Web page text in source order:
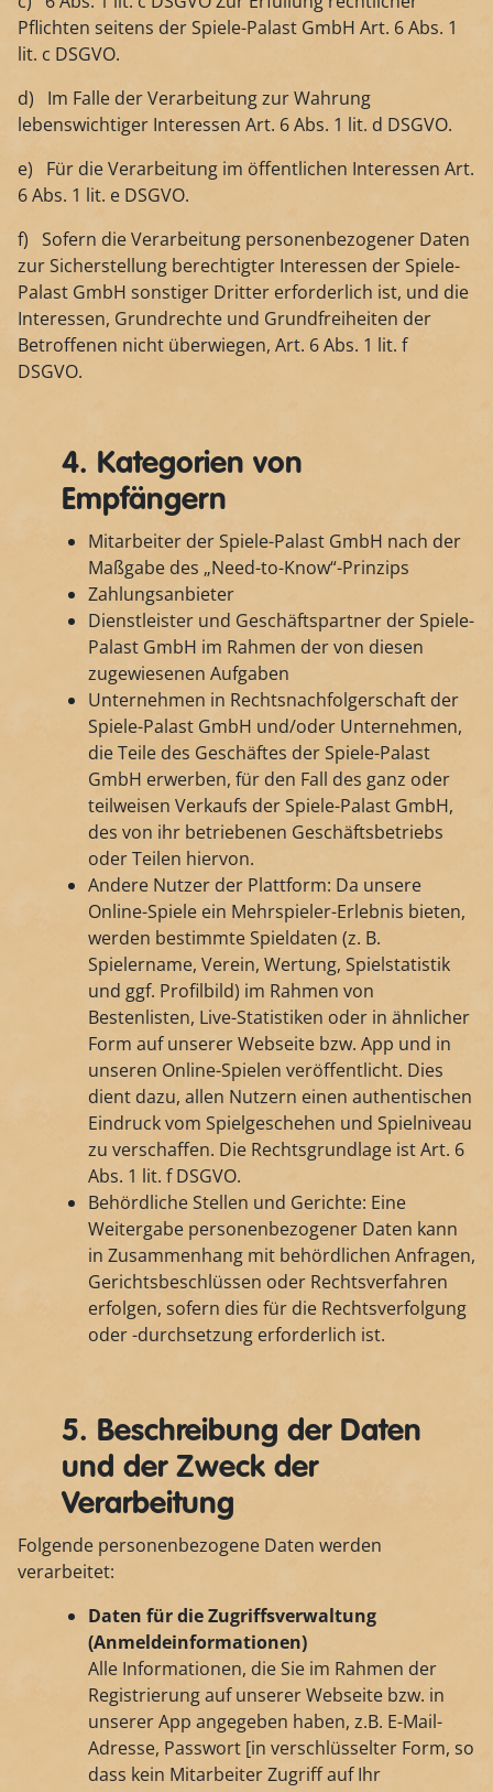
Pflichten seitens der Spiele-Palast GmbH Art. 6 Abs. 1
lit. c DSGVO.
d) Im Falle der Verarbeitung zur Wahrung
lebenswichtiger Interessen Art. 6 Abs. 1 lit. d DSGVO.
e) Für die Verarbeitung im öffentlichen Interessen Art.
6 Abs. 1 lit. e DSGVO.
f) Sofern die Verarbeitung personenbezogener Daten
zur Sicherstellung berechtigter Interessen der Spiele-
Palast GmbH sonstiger Dritter erforderlich ist, und die
Interessen, Grundrechte und Grundfreiheiten der
Betroffenen nicht überwiegen, Art. 6 Abs. 1 lit. f
DSGVO.
4. Kategorien von
Empfängern
Mitarbeiter der Spiele-Palast GmbH nach der
Maßgabe des „Need-to-Know“-Prinzips
Zahlungsanbieter
Dienstleister und Geschäftspartner der Spiele-
Palast GmbH im Rahmen der von diesen
zugewiesenen Aufgaben
Unternehmen in Rechtsnachfolgerschaft der
Spiele-Palast GmbH und/oder Unternehmen,
die Teile des Geschäftes der Spiele-Palast
GmbH erwerben, für den Fall des ganz oder
teilweisen Verkaufs der Spiele-Palast GmbH,
des von ihr betriebenen Geschäftsbetriebs
oder Teilen hiervon.
Andere Nutzer der Plattform: Da unsere
Online-Spiele ein Mehrspieler-Erlebnis bieten,
werden bestimmte Spieldaten (z. B.
Spielername, Verein, Wertung, Spielstatistik
und ggf. Profilbild) im Rahmen von
Bestenlisten, Live-Statistiken oder in ähnlicher
Form auf unserer Webseite bzw. App und in
unseren Online-Spielen veröffentlicht. Dies
dient dazu, allen Nutzern einen authentischen
Eindruck vom Spielgeschehen und Spielniveau
zu verschaffen. Die Rechtsgrundlage ist Art. 6
Abs. 1 lit. f DSGVO.
Behördliche Stellen und Gerichte: Eine
Weitergabe personenbezogener Daten kann
in Zusammenhang mit behördlichen Anfragen,
Gerichtsbeschlüssen oder Rechtsverfahren
erfolgen, sofern dies für die Rechtsverfolgung
oder -durchsetzung erforderlich ist.
5. Beschreibung der Daten
und der Zweck der
Verarbeitung
Folgende personenbezogene Daten werden
verarbeitet:
Daten für die Zugriffsverwaltung
(Anmeldeinformationen)
Alle Informationen, die Sie im Rahmen der
Registrierung auf unserer Webseite bzw. in
unserer App angegeben haben, z.B. E-Mail-
Adresse, Passwort [in verschlüsselter Form, so
dass kein Mitarbeiter Zugriff auf Ihr